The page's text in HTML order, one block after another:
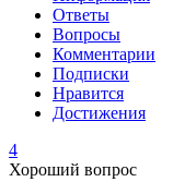
Ответы
Вопросы
Комментарии
Подписки
Нравится
Достижения
4
Хороший вопрос